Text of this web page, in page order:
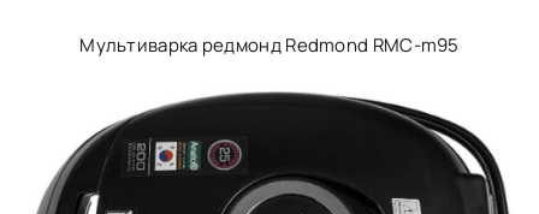
Мультиварка редмонд Redmond RMC-m95